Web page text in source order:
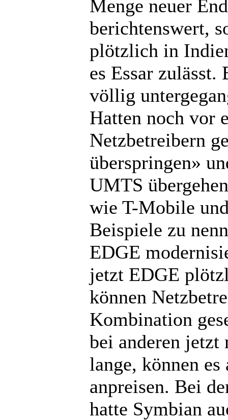
Menge neuer
berichtenswert,
plötzlich in
es Essar
völlig
Hatten noch vor
Netzbetreibern
überspringen»
UMTS
wie T-Mobile
Beispiele zu
EDGE
jetzt EDGE
können
Kombination
bei anderen jetzt
lange, können
anpreisen. Bei
hatte Symbian